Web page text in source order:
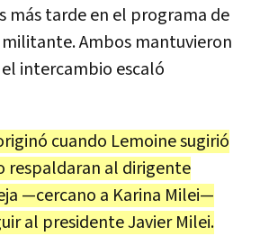
más tarde en el programa de
Ambos mantuvieron
intercambio escaló
cuando Lemoine sugirió
respaldaran al dirigente
—cercano a Karina Milei—
al presidente Javier Milei.